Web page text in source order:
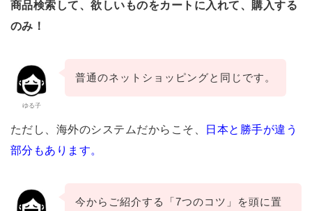
商品検索して、欲しいものをカートに入れて、購入する
のみ！
ゆる子
普通のネットショッピングと同じです。
ただし、海外のシステムだからこそ、
日本と勝手が違う
部分もあります。
今からご紹介する「7つのコツ」を頭に置